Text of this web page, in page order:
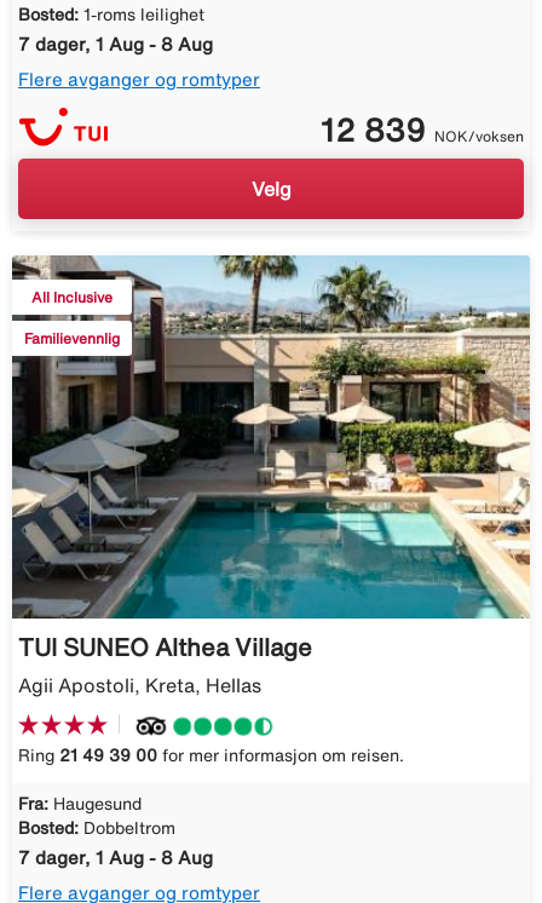
Bosted: 1-roms leilighet
7 dager, 1 Aug - 8 Aug
Flere avganger og romtyper
12 839 NOK/voksen
Velg
All Inclusive
Familievennlig
TUI SUNEO Althea Village
Agii Apostoli, Kreta, Hellas
Ring 21 49 39 00 for mer informasjon om reisen.
Fra: Haugesund
Bosted: Dobbeltrom
7 dager, 1 Aug - 8 Aug
Flere avganger og romtyper